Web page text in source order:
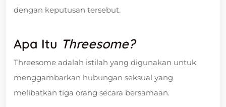
dengan keputusan tersebut.
Apa Itu Threesome?
Threesome adalah istilah yang digunakan untuk
menggambarkan hubungan seksual yang
melibatkan tiga orang secara bersamaan.